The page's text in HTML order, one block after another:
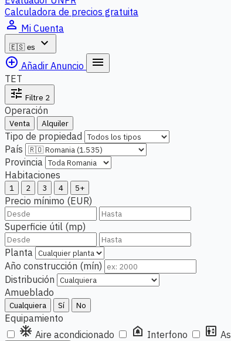
Calculadora de precios gratuita
person_outline Mi Cuenta
🇪🇸 es
expand_more
add_circle_outline Añadir Anuncio menu
TET
tune Filtre 2
Operación
Venta Alquiler
Tipo de propiedad
País
Provincia
Habitaciones
1 2 3 4 5+
Precio mínimo (EUR)
Superficie útil (mp)
Planta
Año construcción (mín)
Distribución
Amueblado
Cualquiera Sí No
Equipamiento
ac_unit Aire acondicionado doorbell Interfono elevator